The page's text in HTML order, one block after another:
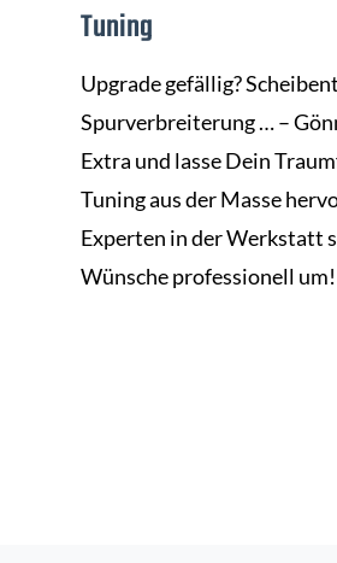
Tuning
Upgrade gefällig?
Spurverbreiterung … –
Extra und lasse Dein
Tuning aus der Masse
Experten in der Werkstatt
Wünsche professionell um!